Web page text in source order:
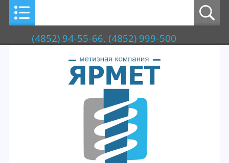
(4852) 94-55-66, (4852) 999-500